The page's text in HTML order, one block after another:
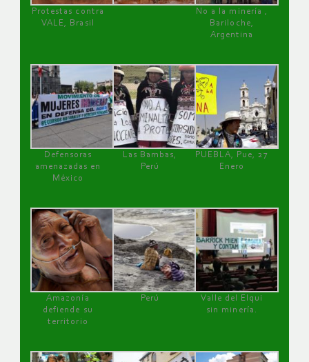
Protestas contra
VALE, Brasil
No a la minería ,
Bariloche,
Argentina
Defensoras
amenazadas en
México
Las Bambas,
Perú
PUEBLA, Pue, 27
Enero
Amazonía
defiende su
territorio
Perú
Valle del Elqui
sin minería.